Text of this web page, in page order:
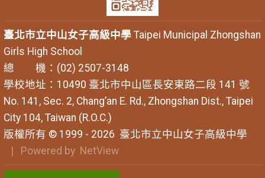
臺北市立中山女子高級中學Taipei Municipal Zhongshan
Girls High School
總 機：(02) 2507-3148
學校地址：10490 臺北市中山區長安東路二段 141 號
No. 141, Sec. 2, Chang’an E. Rd., Zhongshan Dist., Taipei
City 104, Taiwan (R.O.C.)
版權所有 © 1999 - 2026 臺北市立中山女子高級中學
| Powered by NetView